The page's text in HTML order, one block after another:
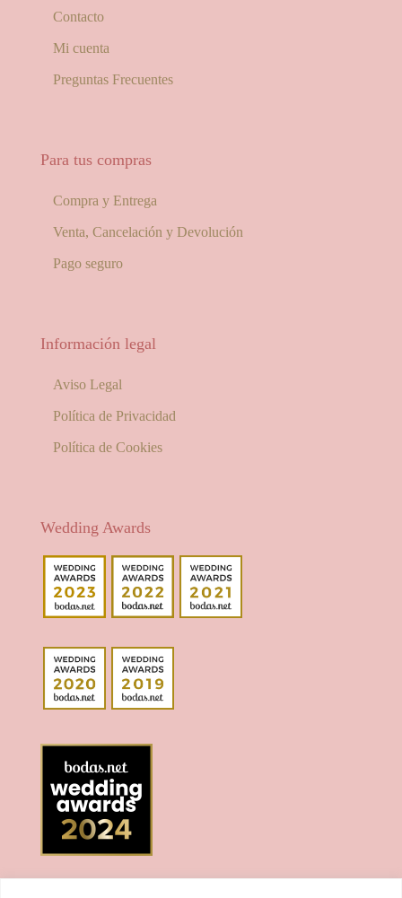
Contacto
Mi cuenta
Preguntas Frecuentes
Para tus compras
Compra y Entrega
Venta, Cancelación y Devolución
Pago seguro
Información legal
Aviso Legal
Política de Privacidad
Política de Cookies
Wedding Awards